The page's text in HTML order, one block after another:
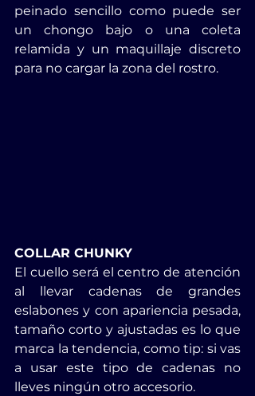
peinado sencillo como puede ser
un chongo bajo o una coleta
relamida y un maquillaje discreto
para no cargar la zona del rostro.
COLLAR CHUNKY
El cuello será el centro de atención
al llevar cadenas de grandes
eslabones y con apariencia pesada,
tamaño corto y ajustadas es lo que
marca la tendencia, como tip: si vas
a usar este tipo de cadenas no
lleves ningún otro accesorio.